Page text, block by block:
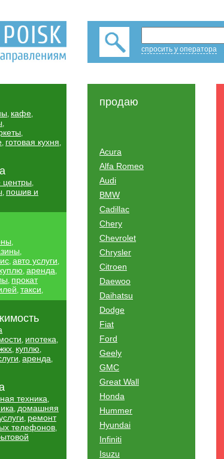
спросить у оператора
, кафе,
,
,
, готовая кухня,
центры,
, пошив и
,
,
, авто услуги,
куплю, аренда,
, прокат
, такси,
, ипотека,
, куплю,
, аренда,
техника,
, домашняя
, ремонт
телефонов,
продаю
Acura
Alfa Romeo
Audi
BMW
Cadillac
Chery
Chevrolet
Chrysler
Citroen
Daewoo
Daihatsu
Dodge
Fiat
Ford
Geely
GMC
Great Wall
Honda
Hummer
Hyundai
Infiniti
Isuzu